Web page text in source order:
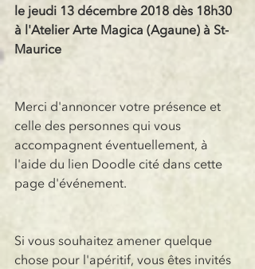
le jeudi 13 décembre 2018 dès 18h30
à l'Atelier Arte Magica (Agaune) à St-
Maurice
Merci d'annoncer votre présence et
celle des personnes qui vous
accompagnent éventuellement, à
l'aide du lien Doodle cité dans cette
page d'événement.
Si vous souhaitez amener quelque
chose pour l'apéritif, vous êtes invités